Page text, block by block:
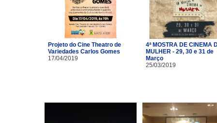
Projeto do Cine Theatro de
Variedades Carlos Gomes
17/04/2019
4ª MOSTRA DE CINEMA
MULHER - 29, 30 e 31 de
Março
25/03/2019